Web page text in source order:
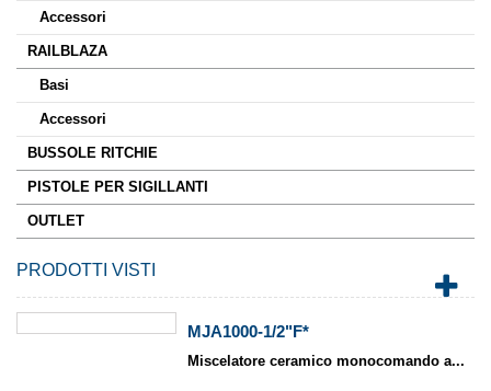
Accessori
RAILBLAZA
Basi
Accessori
BUSSOLE RITCHIE
PISTOLE PER SIGILLANTI
OUTLET
PRODOTTI VISTI
MJA1000-1/2"F*
Miscelatore ceramico monocomando a...